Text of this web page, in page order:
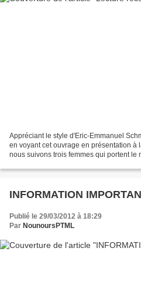
Appréciant le style d'Eric-Emmanuel
en voyant cet ouvrage en présentation à
nous suivons trois femmes qui portent le
INFORMATION
Publié le 29/03/2012 à 18:29
Par NounoursPTML